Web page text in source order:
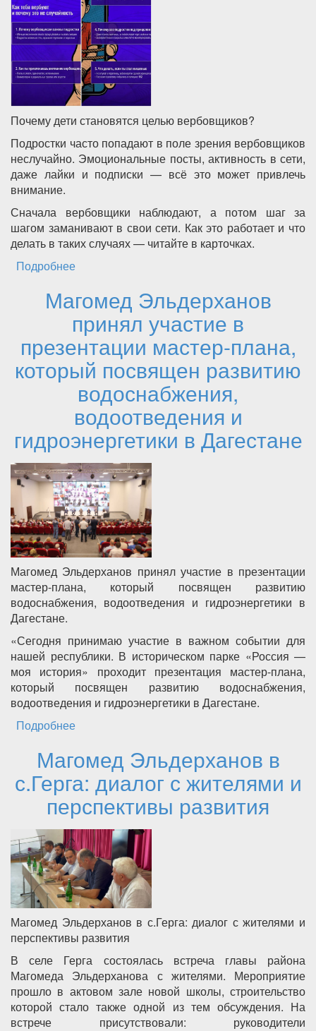
Почему дети становятся целью вербовщиков?
Подростки часто попадают в поле зрения вербовщиков
неслучайно. Эмоциональные посты, активность в сети,
даже лайки и подписки — всё это может привлечь
внимание.
Сначала вербовщики наблюдают, а потом шаг за
шагом заманивают в свои сети. Как это работает и что
делать в таких случаях — читайте в карточках.
Подробнее
Магомед Эльдерханов
принял участие в
презентации мастер-плана,
который посвящен развитию
водоснабжения,
водоотведения и
гидроэнергетики в Дагестане
Магомед Эльдерханов принял участие в презентации
мастер-плана, который посвящен развитию
водоснабжения, водоотведения и гидроэнергетики в
Дагестане.
«Сегодня принимаю участие в важном событии для
нашей республики. В историческом парке «Россия —
моя история» проходит презентация мастер-плана,
который посвящен развитию водоснабжения,
водоотведения и гидроэнергетики в Дагестане.
Подробнее
посвящен развитию водоснабжения,
водоотведения и гидроэнергетики в
Дагестане
Магомед Эльдерханов в
с.Герга: диалог с жителями и
перспективы развития
Магомед Эльдерханов в с.Герга: диалог с жителями и
перспективы развития
В селе Герга состоялась встреча главы района
Магомеда Эльдерханова с жителями. Мероприятие
прошло в актовом зале новой школы, строительство
которой стало также одной из тем обсуждения. На
встрече присутствовали: руководители